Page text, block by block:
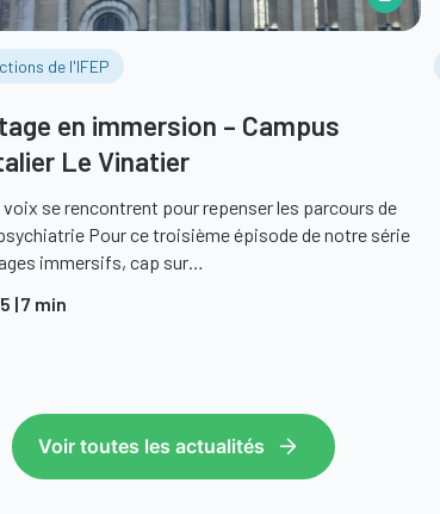
de l'IFEP
en immersion – Campus
Le Vinatier
voix se rencontrent pour repenser les parcours de
Pour ce troisième épisode de notre série
immersifs, cap sur…
| 7 min
Voir toutes les actualités